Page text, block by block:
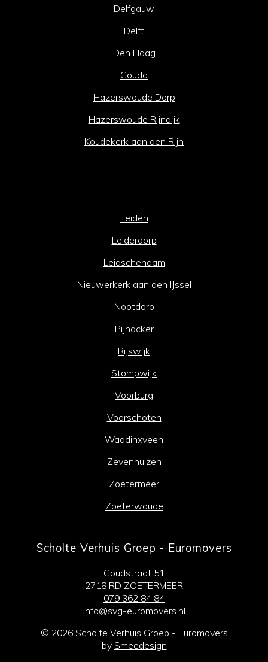
Delfgauw
Delft
Den Haag
Gouda
Hazerswoude Dorp
Hazerswoude Rijndijk
Koudekerk aan den Rijn
Leiden
Leiderdorp
Leidschendam
Nieuwerkerk aan den IJssel
Nootdorp
Pijnacker
Rijswijk
Stompwijk
Voorburg
Voorschoten
Waddinxveen
Zevenhuizen
Zoetermeer
Zoeterwoude
Scholte Verhuis Groep - Euromovers
Goudstraat 51
2718 RD ZOETERMEER
079 362 84 84
Info@svg-euromovers.nl
© 2026 Scholte Verhuis Groep - Euromovers
by Smeedesign